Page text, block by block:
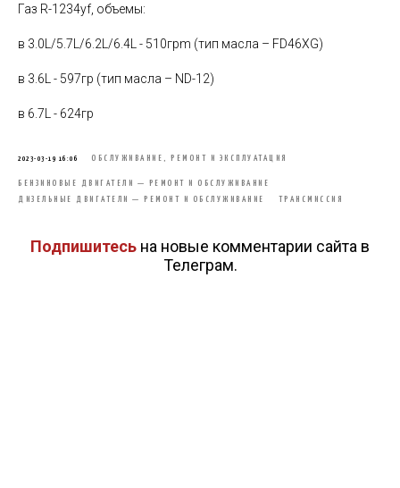
Газ R-1234yf, объемы:
в 3.0L/5.7L/6.2L/6.4L - 510грm (тип масла – FD46XG)
в 3.6L - 597гр (тип масла – ND-12)
в 6.7L - 624гр
2023-03-19 16:06 ОБСЛУЖИВАНИЕ, РЕМОНТ И ЭКСПЛУАТАЦИЯ
БЕНЗИНОВЫЕ ДВИГАТЕЛИ — РЕМОНТ И ОБСЛУЖИВАНИЕ
ДИЗЕЛЬНЫЕ ДВИГАТЕЛИ — РЕМОНТ И ОБСЛУЖИВАНИЕ
ТРАНСМИССИЯ
Подпишитесь на новые комментарии сайта в
Телеграм.